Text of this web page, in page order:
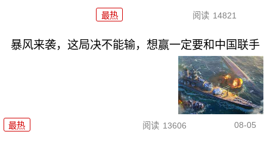
最热 阅读 14821
暴风来袭，这局决不能输，想赢一定要和中国联手
最热 阅读 13606 08-05